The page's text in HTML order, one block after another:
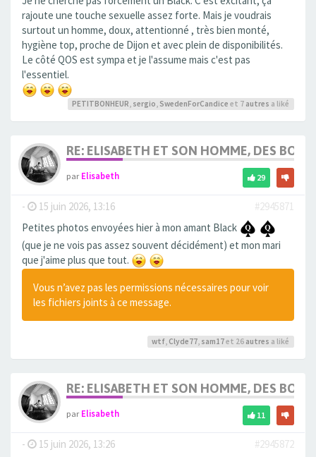
rajoute une touche sexuelle assez forte. Mais je voudrais
surtout un homme, doux, attentionné , très bien monté,
hygiène top, proche de Dijon et avec plein de disponibilités.
Le côté QOS est sympa et je l'assume mais c'est pas
l'essentiel.
PETITBONHEUR sergio SwedenForCandice et 7 autres a liké
RE: ELISABETH ET SON HOMME, DES
parElisabeth 29
- 15 juin 2026, 13:16
#2945871
Petites photos envoyées hier à mon amant Black
(que je ne vois pas assez souvent décidément) et mon mari
que j'aime plus que tout.
Vous n’avez pas les permissions nécessaires pour voir
les fichiers joints à ce message.
wtf Clyde77 sam17et 26 autres a liké
RE: ELISABETH ET SON HOMME, DES
parElisabeth 11
- 15 juin 2026, 13:26
#2945872